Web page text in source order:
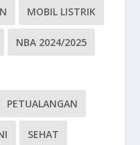
MOBIL LISTRIK
NBA 2024/2025
PETUALANGAN
SEHAT